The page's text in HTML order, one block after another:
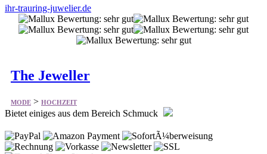
ihr-trauring-juwelier.de
The Jeweller
MODE > HOCHZEIT
Bietet einiges aus dem Bereich Schmuck